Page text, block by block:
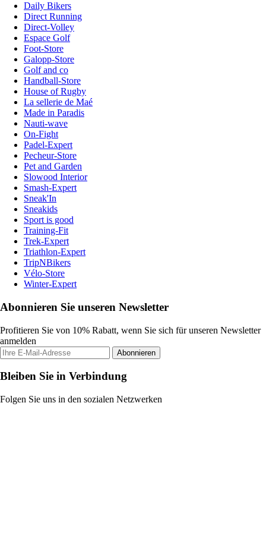
Daily Bikers
Direct Running
Direct-Volley
Espace Golf
Foot-Store
Galopp-Store
Golf and co
Handball-Store
House of Rugby
La sellerie de Maé
Made in Paradis
Nauti-wave
On-Fight
Padel-Expert
Pecheur-Store
Pet and Garden
Slowood Interior
Smash-Expert
Sneak'In
Sneakids
Sport is good
Training-Fit
Trek-Expert
Triathlon-Expert
TripNBikers
Vélo-Store
Winter-Expert
Abonnieren Sie unseren Newsletter
Profitieren Sie von 10% Rabatt, wenn Sie sich für unseren Newsletter
anmelden
Abonnieren
Bleiben Sie in Verbindung
Folgen Sie uns in den sozialen Netzwerken